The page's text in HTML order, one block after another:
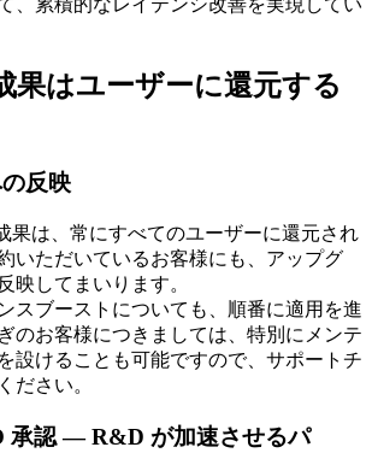
果はユーザーに還元する
反映
果は、常にすべてのユーザーに還元され
いただいているお客様にも、アップグ
映してまいります。
スブーストについても、順番に適用を進
のお客様につきましては、特別にメンテ
設けることも可能ですので、サポートチ
ださい。
承認 — R&D が加速させるパ